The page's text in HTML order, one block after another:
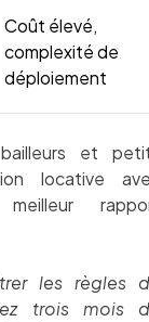
Coût élevé,
complexité de
déploiement
et
locative
les règles
trois mois